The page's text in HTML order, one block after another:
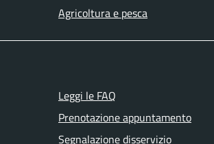
Agricoltura e pesca
Leggi le FAQ
Prenotazione appuntamento
Segnalazione disservizio